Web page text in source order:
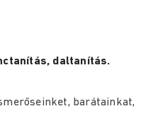
daltanítás.
barátainkat,